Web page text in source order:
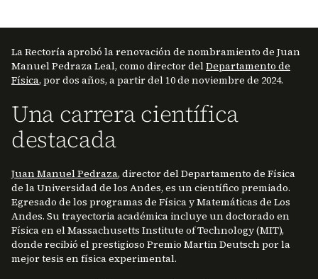
La Rectoría aprobó la renovación de nombramiento de Juan
Manuel Pedraza Leal, como director delDepartamento de
Física, por dos años, a partir del 10 de noviembre de 2024.
Una carrera científica
destacada
Juan Manuel Pedraza, director del Departamento de Física
de la Universidad de los Andes, es un científico premiado.
Egresado de los programas de Física y Matemáticas de Los
Andes. Su trayectoria académica incluye un doctorado en
Física en el Massachusetts Institute of Technology (MIT),
donde recibió el prestigioso Premio Martin Deutsch por la
mejor tesis en física experimental.